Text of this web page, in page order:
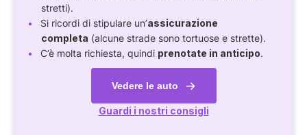
stretti).
Si ricordi di stipulare un’assicurazione
completa (alcune strade sono tortuose e strette).
C’è molta richiesta, quindi prenotate in anticipo.
Vedere le auto
Guardi i nostri consigli